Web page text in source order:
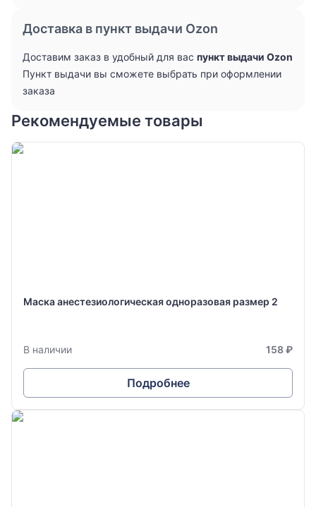
Доставка в пункт выдачи Ozon
Доставим заказ в удобный для вас пункт выдачи Ozon
Пункт выдачи вы сможете выбрать при оформлении
заказа
Рекомендуемые товары
Маска анестезиологическая одноразовая размер 2
В наличии 158 ₽
Подробнее